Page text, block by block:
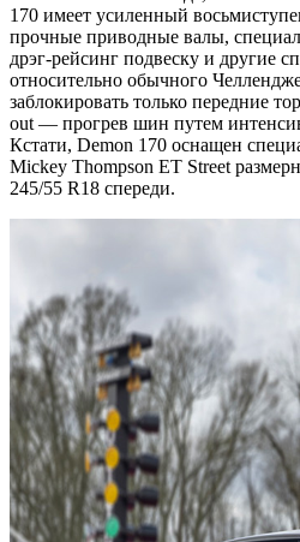
170 имеет усиленный
прочные приводные валы,
дрэг-рейсинг подвеску и другие
относительно обычного
заблокировать только передние
out — прогрев шин путем
Кстати, Demon 170 оснащен
Mickey Thompson ET Street
245/55 R18 спереди.